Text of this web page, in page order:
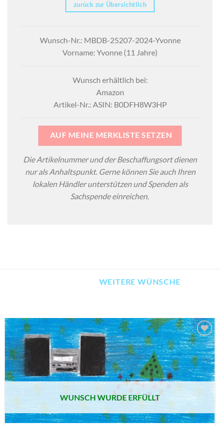
zurück zur Übersichtlich
Wunsch-Nr.: MBDB-25207-2024-Yvonne
Vorname: Yvonne (11 Jahre)
Wunsch erhältlich bei:
Amazon
Artikel-Nr.: ASIN: B0DFH8W3HP
AUF MEINE MERKLISTE SETZEN
Die Artikelnummer und der Beschaffungsort dienen
nur als Anhaltspunkt. Gerne können Sie auch Ihren
lokalen Händler unterstützen und Spenden als
Sachspende einreichen.
WEITERE WÜNSCHE
AUF MEINE
MERKLISTE
SETZEN
WUNSCH WURDE ERFÜLLT